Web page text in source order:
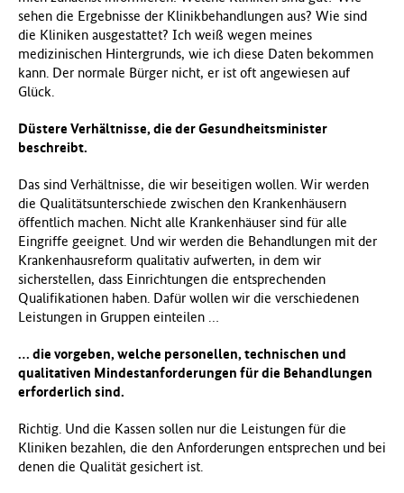
sehen die Ergebnisse der Klinikbehandlungen aus? Wie sind
die Kliniken ausgestattet? Ich weiß wegen meines
medizinischen Hintergrunds, wie ich diese Daten bekommen
kann. Der normale Bürger nicht, er ist oft angewiesen auf
Glück.
Düstere Verhältnisse, die der Gesundheitsminister
beschreibt.
Das sind Verhältnisse, die wir beseitigen wollen. Wir werden
die Qualitätsunterschiede zwischen den Krankenhäusern
öffentlich machen. Nicht alle Krankenhäuser sind für alle
Eingriffe geeignet. Und wir werden die Behandlungen mit der
Krankenhausreform qualitativ aufwerten, in dem wir
sicherstellen, dass Einrichtungen die entsprechenden
Qualifikationen haben. Dafür wollen wir die verschiedenen
Leistungen in Gruppen einteilen …
… die vorgeben, welche personellen, technischen und
qualitativen Mindestanforderungen für die Behandlungen
erforderlich sind.
Richtig. Und die Kassen sollen nur die Leistungen für die
Kliniken bezahlen, die den Anforderungen entsprechen und bei
denen die Qualität gesichert ist.